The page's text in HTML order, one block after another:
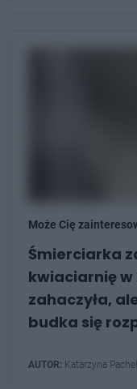
Może Cię
Śmierciarka
kwiaciarnię w
zahaczyła,
budka się
AUTOR: Katarzyna